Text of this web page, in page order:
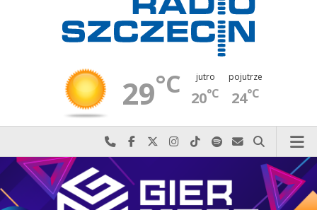
29°C jutro
20°C
pojutrze
24°C
Najlepiej po prostu do nas zadzwoń
Odwiedź nas na Facebook-u
Odwiedź nas na X
Odwiedź nas na Instagram-ie
Odwiedź nas na TikTok-u
Szukaj nas na Spotify
Wyślij do nas
Szukaj